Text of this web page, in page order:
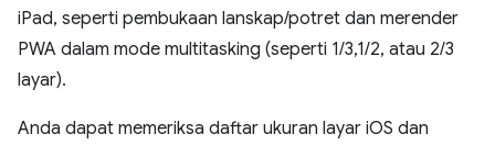
iPad, seperti pembukaan lanskap/potret dan merender
PWA dalam mode multitasking (seperti 1/3,1/2, atau 2/3
layar).
Anda dapat memeriksa daftar ukuran layar iOS dan